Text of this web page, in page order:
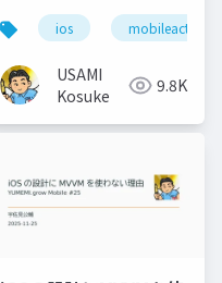
ios mobileact
USAMI
Kosuke
9.8K